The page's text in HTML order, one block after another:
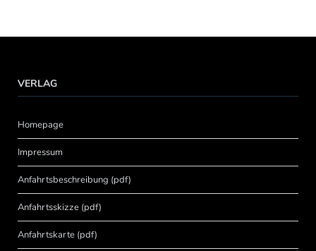
VERLAG
Homepage
Impressum
Anfahrtsbeschreibung (pdf)
Anfahrtsskizze (pdf)
Anfahrtskarte (pdf)